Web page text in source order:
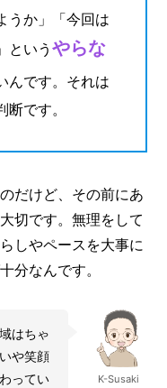
うか」「今回は
というやらな
んです。それは
です。
だけど、その前にあ
切です。無理をして
しやペースを大事に
分なんです。
K-Susaki
はちゃ
や笑顔
ってい